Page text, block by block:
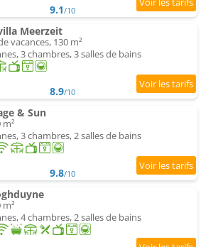
9.1/10
Meerzeit
vacances, 130 m²
3 chambres, 3 salles de bains
8.9/10
& Sun
m²
3 chambres, 2 salles de bains
9.8/10
m²
4 chambres, 2 salles de bains